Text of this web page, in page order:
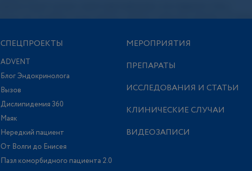
СПЕЦПРОЕКТЫ
ADVENT
Блог Эндокринолога
Вызов
Дислипидемия 360
Маяк
Нередкий пациент
От Волги до Енисея
Пазл коморбидного пациента 2.0
МЕРОПРИЯТИЯ
ПРЕПАРАТЫ
ИССЛЕДОВАНИЯ И СТАТЬИ
КЛИНИЧЕСКИЕ СЛУЧАИ
ВИДЕОЗАПИСИ